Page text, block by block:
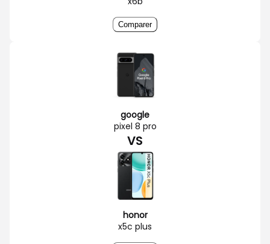
Comparer
google
pixel 8 pro
VS
honor
x5c plus